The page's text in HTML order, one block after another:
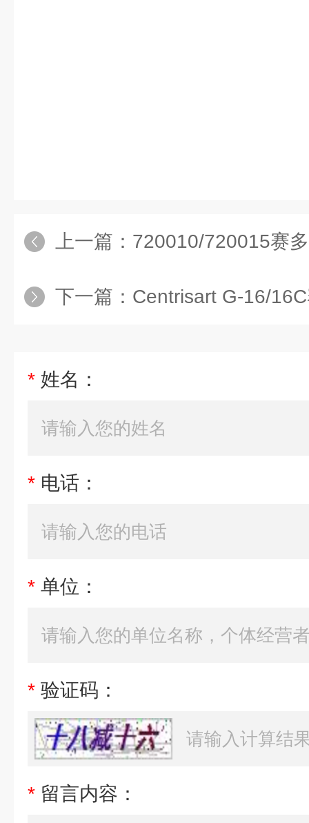
上一篇： 720010/720015赛多利斯
下一篇： Centrisart G-16/16C
* 姓名：
* 电话：
* 单位：
* 验证码：
* 留言内容：